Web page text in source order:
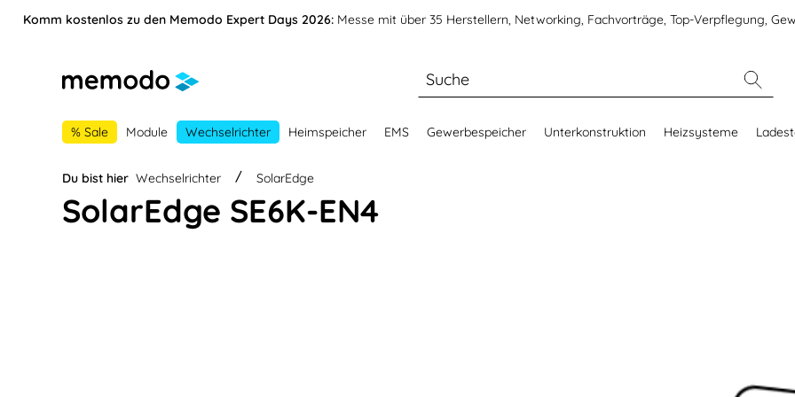
springen Zur Navigation der B2B-Plattform springen
Komm kostenlos zu den Memodo Expert Days 2026: Messe mit über 35 Herstellern, Networking, Fachvorträge, Top-Verpflegung,
% Sale Module Wechselrichter Heimspeicher EMS Gewerbespeicher Unterkonstruktion Heizsysteme
Du bist hier Wechselrichter SolarEdge
SolarEdge SE6K-EN4